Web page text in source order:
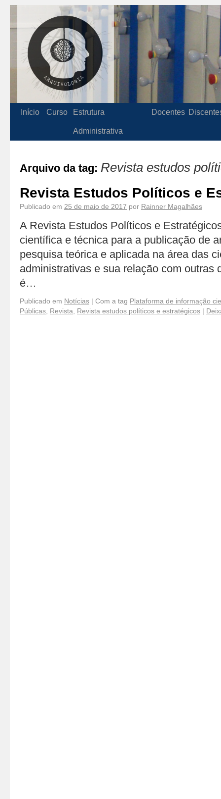
Início Curso Estrutura
Administrativa
Docentes
Arquivo da tag: Revista estudos
Revista Estudos Políticos e
Publicado em 25 de maio de 2017 por Rainner Magalhães
A Revista Estudos Políticos e
científica e técnica para a publicação de
pesquisa teórica e aplicada na área das
administrativas e sua relação com outras
é…
Publicado em Notícias | Com a tag Plataforma de informação
Públicas Revista Revista estudos políticos e estratégicos |